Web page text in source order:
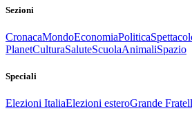
Sezioni
CronacaMondoEconomiaPolitica
PlanetCulturaSaluteScuolaAnimaliSpazio
Speciali
Elezioni ItaliaElezioni esteroGrande